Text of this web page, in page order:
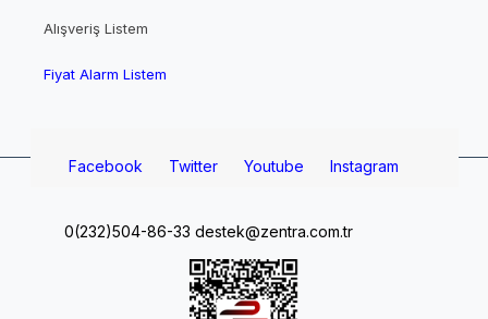
Alışveriş Listem
Fiyat Alarm Listem
Facebook Twitter Youtube Instagram
0(232)504-86-33 destek@zentra.com.tr